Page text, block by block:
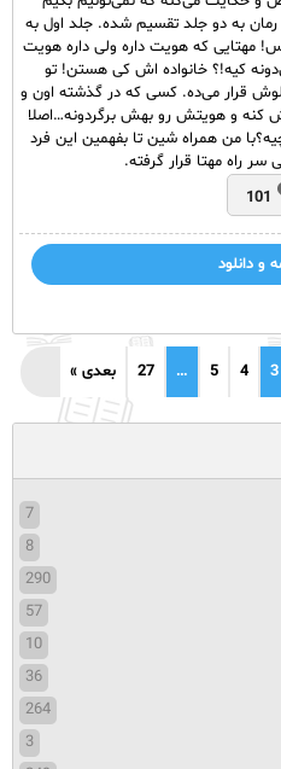
رمان به دو جلد تقسیم شده. جلد اول به
مهتایی که هویت داره ولی داره هویت
کیه!؟ خانواده اش کی‌ هستن! تو
قرار می‌ده. کسی که در گذشته اون و
کنه و هویتش رو بهش برگردونه…اصلا
من همراه شین تا بفهمین این فرد
راه مهتا قرار گرفته.
101
و دانلود
3
4
5
…
27 بعدی »
7
8
290
57
10
36
264
3